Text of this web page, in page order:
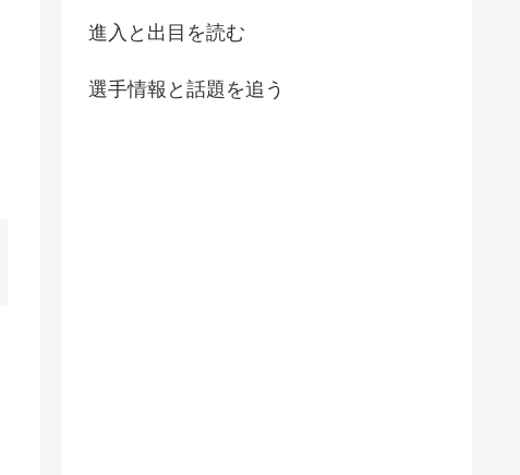
進入と出目を読む
選手情報と話題を追う